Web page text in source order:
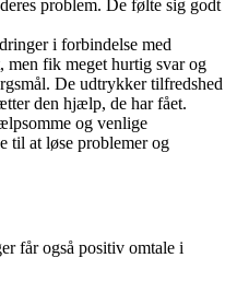
problem. De følte sig godt
i forbindelse med
men fik meget hurtig svar og
De udtrykker tilfredshed
den hjælp, de har fået.
og venlige
til at løse problemer og
får også positiv omtale i